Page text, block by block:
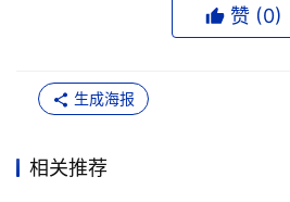
赞 (0)
生成海报
相关推荐